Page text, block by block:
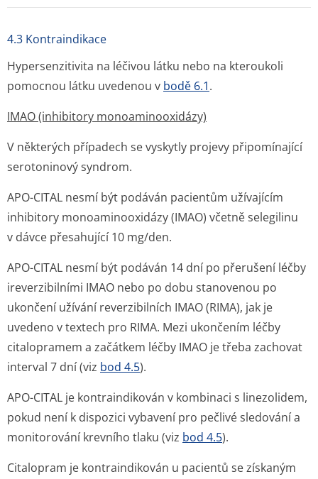
4.3 Kontraindikace
Hypersenzitivita na léčivou látku nebo na kteroukoli
pomocnou látku uvedenou v bodě 6.1.
IMAO (inhibitory monoaminooxidázy)
V některých případech se vyskytly projevy připomínající
serotoninový syndrom.
APO-CITAL nesmí být podáván pacientům užívajícím
inhibitory monoaminooxidázy (IMAO) včetně selegilinu
v dávce přesahující 10 mg/den.
APO-CITAL nesmí být podáván 14 dní po přerušení léčby
ireverzibilními IMAO nebo po dobu stanovenou po
ukončení užívání reverzibilních IMAO (RIMA), jak je
uvedeno v textech pro RIMA. Mezi ukončením léčby
citalopramem a začátkem léčby IMAO je třeba zachovat
interval 7 dní (viz bod 4.5).
APO-CITAL je kontraindikován v kombinaci s linezolidem,
pokud není k dispozici vybavení pro pečlivé sledování a
monitorování krevního tlaku (viz bod 4.5).
Citalopram je kontraindikován u pacientů se získaným